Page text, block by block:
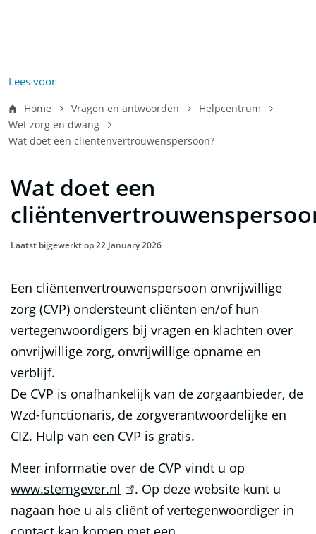
Lees voor
Kruimelpad
Home Vragen en antwoorden
Helpcentrum
Wet zorg en dwang
Wat doet een cliëntenvertrouwenspersoon?
Wat doet een
Laatst bijgewerkt op 22 January 2026
Een cliëntenvertrouwenspersoon onvrijwillige
zorg (CVP) ondersteunt cliënten en/of hun
vertegenwoordigers bij vragen en klachten over
onvrijwillige zorg, onvrijwillige opname en
verblijf.
De CVP is onafhankelijk van de zorgaanbieder, de
Wzd-functionaris, de zorgverantwoordelijke en
CIZ. Hulp van een CVP is gratis.
Meer informatie over de CVP vindt u op
www.stemgever.nl
. Op deze website kunt u
nagaan hoe u als cliënt of vertegenwoordiger in